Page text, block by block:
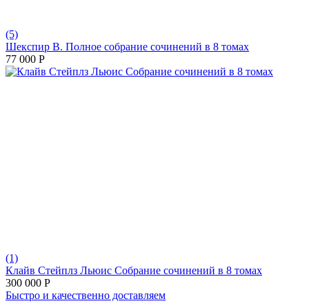
(5)
Шекспир В. Полное собрание сочинений в 8 томах
77 000 Р
(1)
Клайв Стейплз Льюис Собрание сочинений в 8 томах
300 000 Р
Быстро и качественно доставляем